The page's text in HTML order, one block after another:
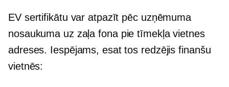
EV sertifikātu var atpazīt pēc uzņēmuma
nosaukuma uz zaļa fona pie tīmekļa vietnes
adreses. Iespējams, esat tos redzējis finanšu
vietnēs: